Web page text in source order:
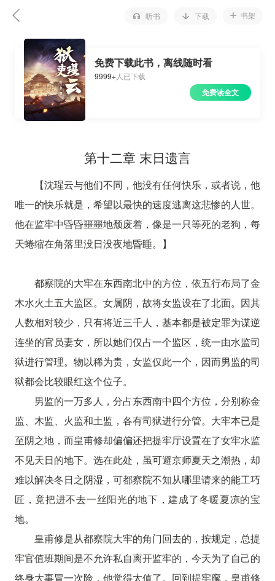
听书 下载 书架
免费下载此书，离线随时看
9999+人已下载
免费读全文
第十二章 末日遗言
【沈瑆云与他们不同，他没有任何快乐，或者说，他
唯一的快乐就是，希望以最快的速度逃离这悲惨的人世。
他在监牢中昏昏噩噩地颓废着，像是一只等死的老狗，每
天蜷缩在角落里没日没夜地昏睡。】
都察院的大牢在东西南北中的方位，依五行布局了金
木水火土五大监区。女属阴，故将女监设在了北面。因其
人数相对较少，只有将近三千人，基本都是被定罪为谋逆
连坐的官员妻女，所以她们仅占一个监区，统一由水监司
狱进行管理。物以稀为贵，女监仅此一个，因而男监的司
狱都会比较眼红这个位子。
男监的一万多人，分占东西南中四个方位，分别称金
监、木监、火监和土监，各有司狱进行分管。大牢本已是
至阴之地，而皇甫修却偏偏还把提牢厅设置在了女牢水监
不见天日的地下。选在此处，虽可避京师夏天之潮热，却
难以解决冬日之阴湿，可都察院不知从哪里请来的能工巧
匠，竟把进不去一丝阳光的地下，建成了冬暖夏凉的宝
地。
皇甫修是从都察院大牢的角门回去的，按规定，总提
牢官值班期间是不允许私自离开监牢的，今天为了自己的
终身大事冒一次险，他觉得太值了。回到提牢廨，皇甫修